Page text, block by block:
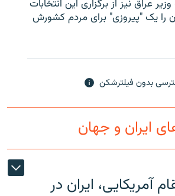
عراق نيز از برگزاری اين انتخابات
را يک "پيروزی" برای مردم کشورش
بدون فیلترشکن
ایران و جهان
آمریکایی، ایران در